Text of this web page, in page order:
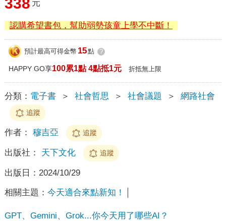
元
認購希望書包，幫助弱勢孩童上學不中斷！
預計最高可得金幣 15點 ?
HAPPY GO享100累1點 4點抵1元 折抵無上限
分類： 電子書 ＞ 社會哲思 ＞ 社會議題 ＞ 網路社會
追蹤
作者： 穆吉亞 追蹤
出版社： 天下文化 追蹤
出版日： 2024/10/29
相關主題： 今天適合來點新知！
GPT、Gemini、Grok...你今天用了哪些AI？